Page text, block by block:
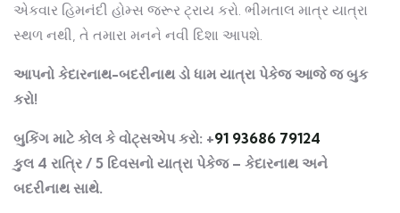
એકવાર હિમનંદી હોમ્સ જરૂર ટ્રાય કરો. ભીમતાલ માત્ર યાત્રા
સ્થળ નથી, તે તમારા મનને નવી દિશા આપશે.
આપનો કેદારનાથ-બદરીનાથ ડો ધામ યાત્રા પેકેજ આજે જ બુક
કરો!
બુકિંગ માટે કોલ કે વોટ્સએપ કરો: +91 93686 79124
કુલ 4 રાત્રિ / 5 દિવસનો યાત્રા પેકેજ – કેદારનાથ અને
બદરીનાથ સાથે.